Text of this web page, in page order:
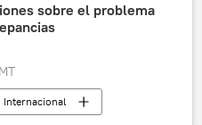
sobre el problema
Internacional